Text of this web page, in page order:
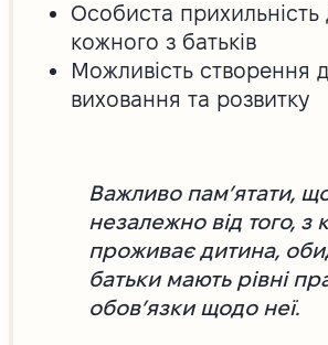
Особиста
кожного з батьків
Можливість створення
виховання та розвитку
Важливо пам’ятати,
незалежно від того, з
проживає дитина,
батьки мають рівні
обов’язки щодо неї.